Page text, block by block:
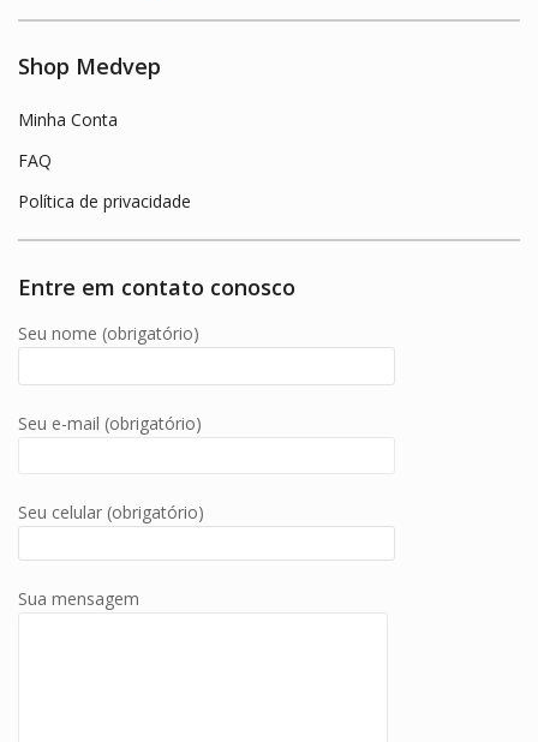
Shop Medvep
Minha Conta
FAQ
Política de privacidade
Entre em contato conosco
Seu nome (obrigatório)
Seu e-mail (obrigatório)
Seu celular (obrigatório)
Sua mensagem